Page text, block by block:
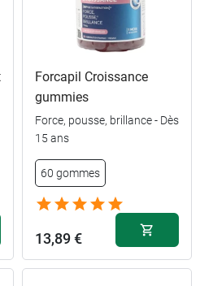
Forcapil Croissance
gummies
Force, pousse, brillance - Dès
15 ans
60 gommes
13,89 €